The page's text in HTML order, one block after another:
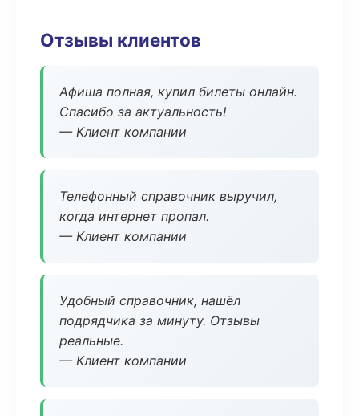
Отзывы клиентов
Афиша полная, купил билеты онлайн.
Спасибо за актуальность!
— Клиент компании
Телефонный справочник выручил,
когда интернет пропал.
— Клиент компании
Удобный справочник, нашёл
подрядчика за минуту. Отзывы
реальные.
— Клиент компании